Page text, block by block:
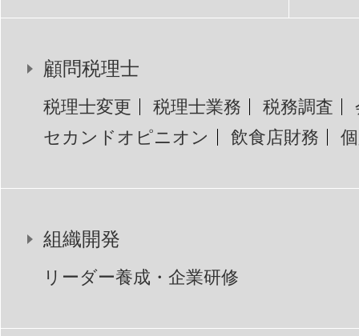
顧問税理士
税理士変更 税理士業務 税務調査
セカンドオピニオン
飲食店財務
組織開発
リーダー養成・企業研修